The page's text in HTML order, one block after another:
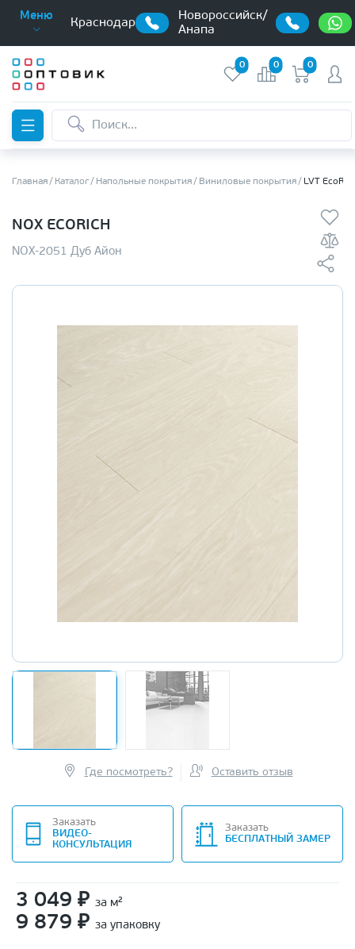
Меню
Краснодар
Новороссийск/
Анапа
0 0 0
Главная Каталог Напольные покрытия Виниловые покрытия LVT
NOX ECORICH
NOX-2051 Дуб Айон
Где посмотреть? Оставить отзыв
Заказать
ВИДЕО-
КОНСУЛЬТАЦИЯ
Заказать
БЕСПЛАТНЫЙ ЗАМЕР
3 049 ₽ за м²
9 879 ₽ за упаковку